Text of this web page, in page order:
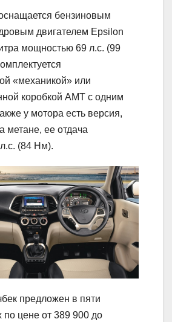
бензиновым
двигателем Epsilon
мощностью 69 л.с. (99
«механикой» или
коробкой АМТ с одним
у мотора есть версия,
метане, ее отдача
(84 Нм).
предложен в пяти
по цене от 389 900 до